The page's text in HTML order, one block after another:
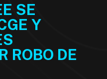
SE
Y
ROBO DE